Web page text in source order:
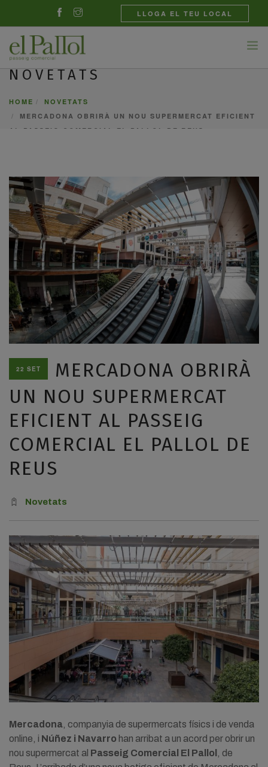
LLOGA EL TEU LOCAL
CATALÀ
NOVETATS
HOME
NOVETATS
MERCADONA OBRIRÀ UN NOU SUPERMERCAT EFICIENT
AL PASSEIG COMERCIAL EL PALLOL DE REUS
22 SET
MERCADONA OBRIRÀ
UN NOU SUPERMERCAT
EFICIENT AL PASSEIG
COMERCIAL EL PALLOL DE
REUS
Novetats
Mercadona , companyia de supermercats físics i de venda
online, i Núñez i Navarro han arribat a un acord per obrir un
nou supermercat al Passeig Comercial El Pallol
, de